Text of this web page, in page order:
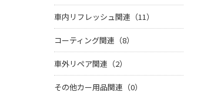
車内リフレッシュ関連（11）
コーティング関連（8）
車外リペア関連（2）
その他カー用品関連（0）